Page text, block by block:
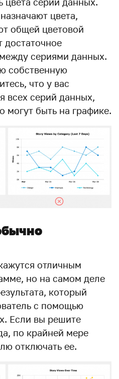
цвета,
общей цветовой
достаточное
сериями данных.
собственную
что у вас
всех серий данных,
могут быть на графике.
отличным
но на самом деле
который
с помощью
Если вы решите
по крайней мере
отключать ее.